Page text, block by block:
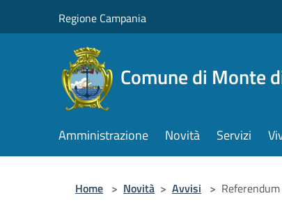
Regione Campania
Comune di Monte
Amministrazione Novità Servizi
Home > Novità > Avvisi >